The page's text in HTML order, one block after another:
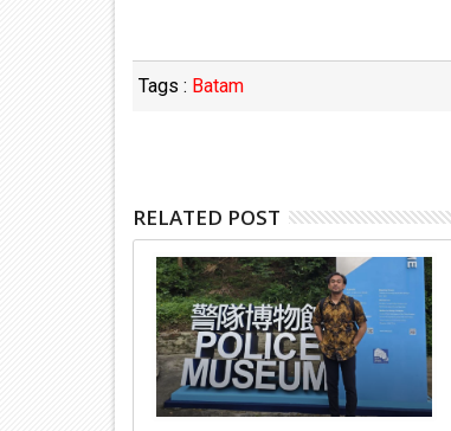
Tags : Batam
RELATED POST